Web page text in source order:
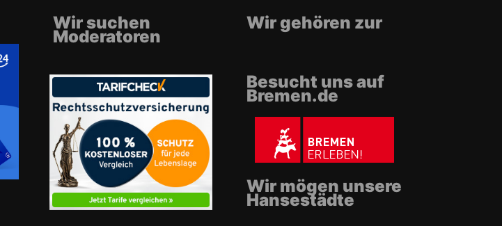
Wir suchen
Moderatoren
Wir gehören zur
Besucht uns auf
Bremen.de
Wir mögen unsere
Hansestädte